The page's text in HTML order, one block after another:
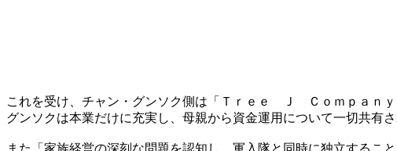
これを受け、チャン・グンソク側は「Ｔｒｅｅ Ｊ Ｃｏｍｐａｎｙ
グンソクは本業だけに充実し、母親から資金運用について一切共有
また「家族経営の深刻な問題を認知し、軍入隊と同時に独立するこ